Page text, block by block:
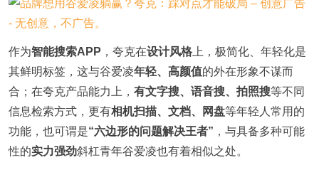
作为智能搜索APP ，夸克在设计风格 上，极简化、年轻化是
其鲜明标签，这与谷爱凌年轻、高颜值的外在形象不谋而
合；在夸克产品能力上， 有文字搜、语音搜、拍照搜等不同
信息检索方式，更有相机扫描、文档、网盘等年轻人常用的
功能，也可谓是“六边形的问题解决王者” ，与具备多种可能
性的实力强劲斜杠青年谷爱凌也有着相似之处。